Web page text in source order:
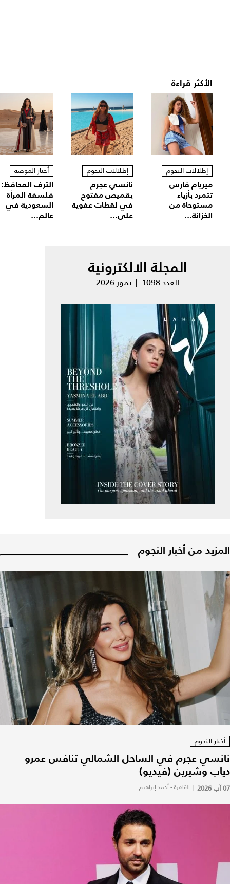
الأكثر قراءة
إطلالات النجوم
ميريام فارس
تتمرد بأزياء
مستوحاة من
الخزانة...
إطلالات النجوم
نانسي عجرم
بقميص مفتوح
في لقطات عفوية
على...
أخبار الموضة
الترف المحافظ:
فلسفة المرأة
السعودية في
عالم...
المجلة الالكترونية
العدد 1098 | تموز 2026
المزيد من أخبار النجوم
أخبار النجوم
نانسي عجرم في الساحل الشمالي تنافس عمرو
دياب وشيرين (فيديو)
07 آب 2026 | القاهرة - أحمد إبراهيم